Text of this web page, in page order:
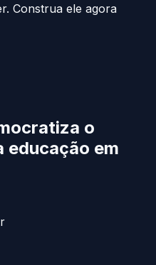
Construa ele agora
o
educação em